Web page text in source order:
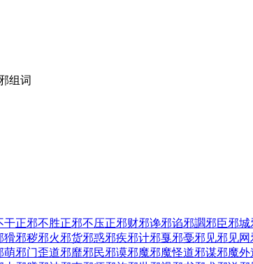
组词
干正邪不胜正邪不压正邪财邪谗邪谄邪讇邪臣邪城
猾邪秽邪火邪货邪惑邪疾邪计邪戛邪戞邪见邪见网
萌邪门歪道邪靡邪民邪谟邪魔邪魔怪道邪谋邪魔外